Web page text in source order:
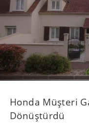
Honda Müşteri
Dönüştürdü